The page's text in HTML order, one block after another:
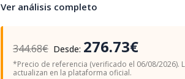
Ver análisis completo
344.68€ Desde: 276.73€
*Precio de referencia (verificado el 06/08/2026).
actualizan en la plataforma oficial.